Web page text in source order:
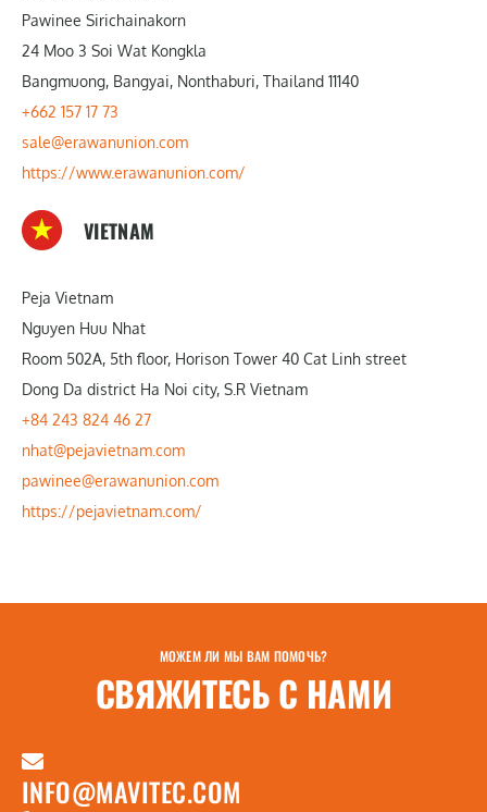
Pawinee Sirichainakorn
24 Moo 3 Soi Wat Kongkla
Bangmuong, Bangyai, Nonthaburi, Thailand 11140
+662 157 17 73
sale@erawanunion.com
https://www.erawanunion.com/
VIETNAM
Peja Vietnam
Nguyen Huu Nhat
Room 502A, 5th floor, Horison Tower 40 Cat Linh street
Dong Da district Ha Noi city, S.R Vietnam
+84 243 824 46 27
nhat@pejavietnam.com
pawinee@erawanunion.com
https://pejavietnam.com/
МОЖЕМ ЛИ МЫ ВАМ ПОМОЧЬ?
СВЯЖИТЕСЬ С НАМИ
INFO@MAVITEC.COM